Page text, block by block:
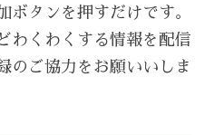
ボタンを押すだけです。
わくわくする情報を配信
のご協力をお願いいしま